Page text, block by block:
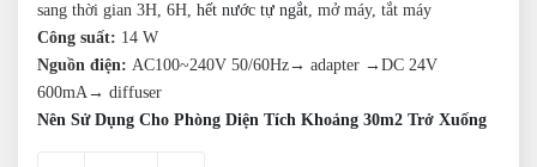
sang thời gian 3H, 6H, hết nước tự ngắt, mở máy, tắt máy
Công suất: 14 W
Nguồn điện: AC100~240V 50/60Hz→ adapter →DC 24V
600mA→ diffuser
Nên Sử Dụng Cho Phòng Diện Tích Khoảng 30m2 Trở Xuống